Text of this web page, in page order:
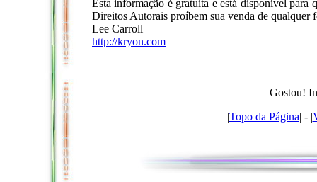
Esta informação é gratuita e está disponível para
Direitos Autorais proíbem sua venda de qualquer
Lee Carroll
http://kryon.com
Gostou!
||Topo da Página| - |